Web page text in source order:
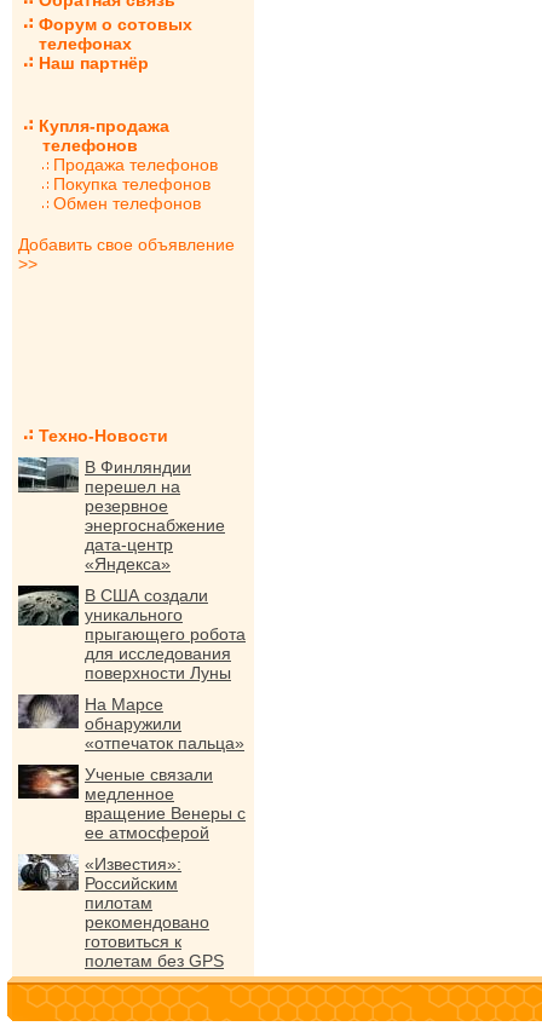
Форум о сотовых
телефонах
Наш партнёр
Купля-продажа
телефонов
Продажа телефонов
Покупка телефонов
Обмен телефонов
Добавить свое объявление
>>
Техно-Новости
В Финляндии
перешел на
резервное
энергоснабжение
дата-центр
«Яндекса»
В США создали
уникального
прыгающего робота
для исследования
поверхности Луны
На Марсе
обнаружили
«отпечаток пальца»
Ученые связали
медленное
вращение Венеры с
ее атмосферой
«Известия»:
Российским
пилотам
рекомендовано
готовиться к
полетам без GPS